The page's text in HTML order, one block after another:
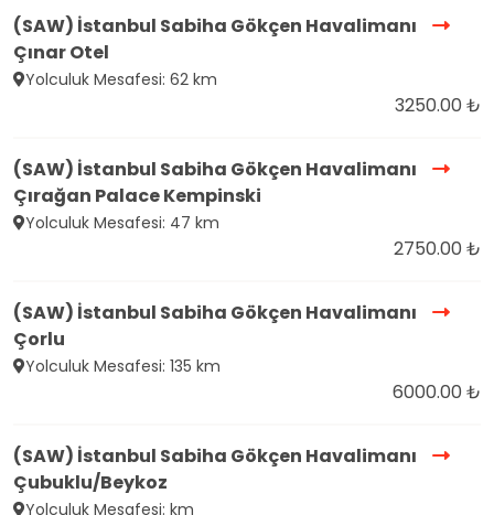
(SAW) İstanbul Sabiha Gökçen Havalimanı
Çınar Otel
Yolculuk Mesafesi: 62 km
3250.00 ₺
(SAW) İstanbul Sabiha Gökçen Havalimanı
Çırağan Palace Kempinski
Yolculuk Mesafesi: 47 km
2750.00 ₺
(SAW) İstanbul Sabiha Gökçen Havalimanı
Çorlu
Yolculuk Mesafesi: 135 km
6000.00 ₺
(SAW) İstanbul Sabiha Gökçen Havalimanı
Çubuklu/Beykoz
Yolculuk Mesafesi: km